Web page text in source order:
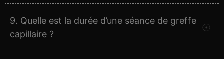
9. Quelle est la durée d’une séance de greffe
capillaire ?